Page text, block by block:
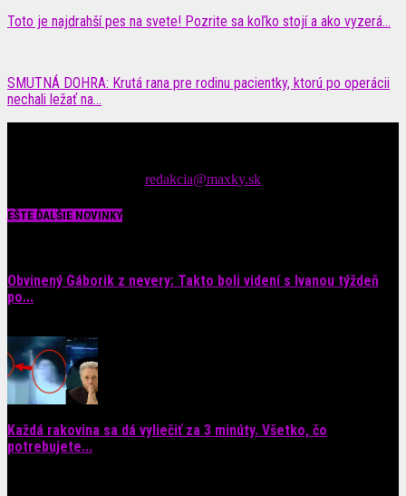
Toto je najdrahší pes na svete! Pozrite sa koľko stojí a ako vyzerá...
SMUTNÁ DOHRA: Krutá rana pre rodinu pacientky, ktorú po operácii
nechali ležať na...
redakcia@maxky.sk
EŠTE ĎALŠIE NOVINKY
Obvinený Gáborik z nevery: Takto boli videní s Ivanou týždeň
po...
Každá rakovina sa dá vyliečiť za 3 minúty. Všetko, čo
potrebujete...